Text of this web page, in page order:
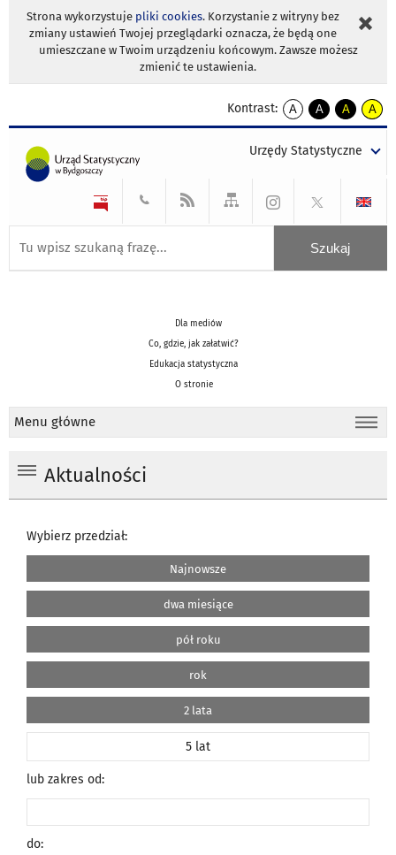
Strona wykorzystuje pliki cookies. Korzystanie z witryny bez
zmiany ustawień Twojej przeglądarki oznacza, że będą one
umieszczane w Twoim urządzeniu końcowym. Zawsze możesz
zmienić te ustawienia.
Kontrast:
A
kontrast
A
kontrast
tekst
czarnym
A
kontrast
tekst
czarnym
A
tekst
żółtym
Urzędy Statystyczne
Dla mediów
Co, gdzie, jak załatwić?
Edukacja statystyczna
O stronie
Menu główne
Aktualności
Wybierz przedział:
Najnowsze
dwa miesiące
pół roku
rok
2 lata
5 lat
lub zakres od:
do: